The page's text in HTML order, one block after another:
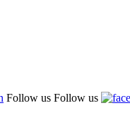
Follow us Follow us